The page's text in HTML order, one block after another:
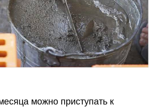
можно приступать к